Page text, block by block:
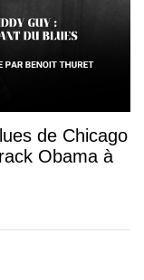
de Chicago
Obama à